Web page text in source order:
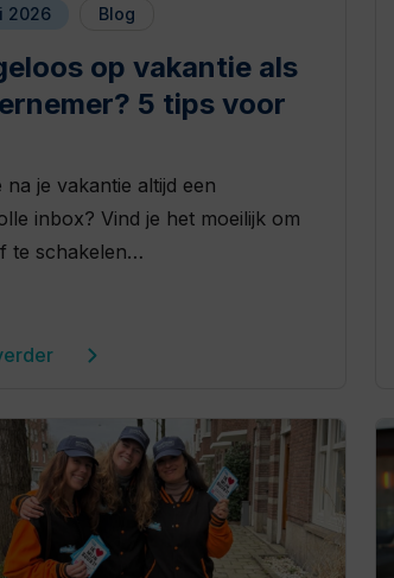
2026 Blog
op vakantie als
5 tips voor
na je vakantie altijd een
inbox? Vind je het moeilijk om
te schakelen…